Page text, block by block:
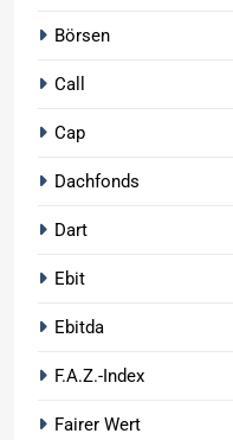
Börsen
Call
Cap
Dachfonds
Dart
Ebit
Ebitda
F.A.Z.-Index
Fairer Wert